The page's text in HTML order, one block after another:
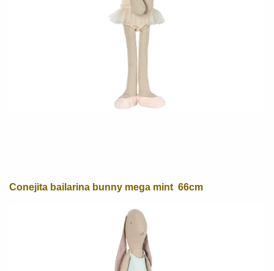
Conejita bailarina bunny mega mint 66cm